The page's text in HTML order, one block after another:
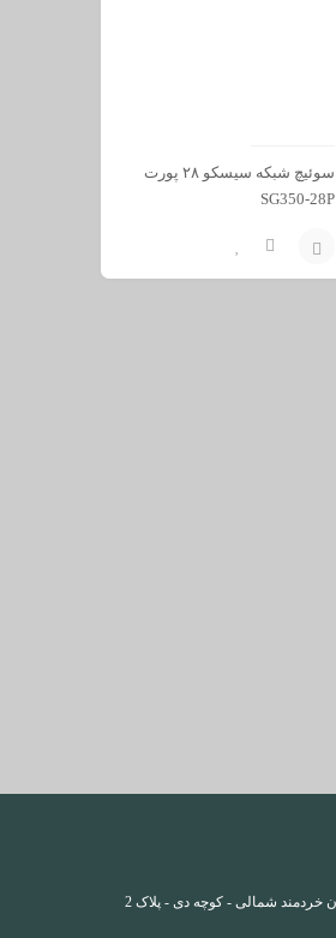
سوئیچ شبکه سیسکو ۲۸ پورت
SG350-28P
تهران - خیابان کریمخان زند - خیابان خردمند شمالی - کوچه دی - پلاک 2